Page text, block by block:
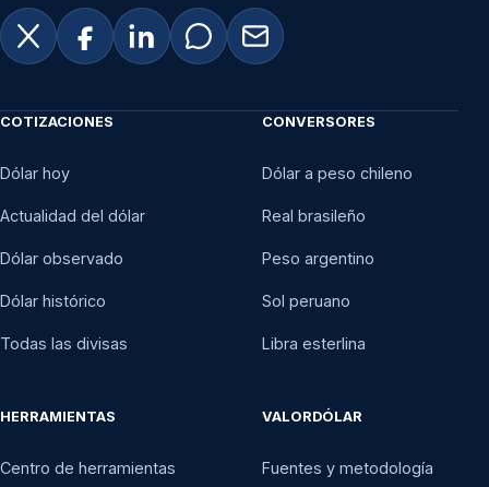
COTIZACIONES
Dólar hoy
Actualidad del dólar
Dólar observado
Dólar histórico
Todas las divisas
CONVERSORES
Dólar a peso chileno
Real brasileño
Peso argentino
Sol peruano
Libra esterlina
HERRAMIENTAS
Centro de herramientas
VALORDÓLAR
Fuentes y metodología